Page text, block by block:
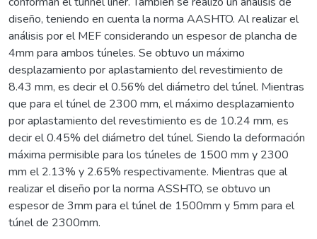
diseño, teniendo en cuenta la norma AASHTO. Al realizar el
análisis por el MEF considerando un espesor de plancha de
4mm para ambos túneles. Se obtuvo un máximo
desplazamiento por aplastamiento del revestimiento de
8.43 mm, es decir el 0.56% del diámetro del túnel. Mientras
que para el túnel de 2300 mm, el máximo desplazamiento
por aplastamiento del revestimiento es de 10.24 mm, es
decir el 0.45% del diámetro del túnel. Siendo la deformación
máxima permisible para los túneles de 1500 mm y 2300
mm el 2.13% y 2.65% respectivamente. Mientras que al
realizar el diseño por la norma ASSHTO, se obtuvo un
espesor de 3mm para el túnel de 1500mm y 5mm para el
túnel de 2300mm.